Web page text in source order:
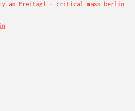
am Freitag! – critical mass berlin :